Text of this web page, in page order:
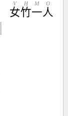
女
V
竹
H
一
M
人
O